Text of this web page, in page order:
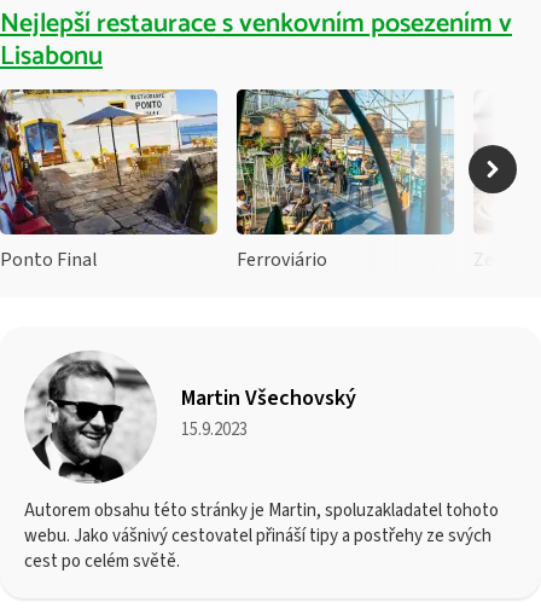
Nejlepší restaurace s venkovním posezením v
Lisabonu
Ponto Final Ferroviário
Martin Všechovský
15.9.2023
Autorem obsahu této stránky je Martin, spoluzakladatel tohoto
webu. Jako vášnivý cestovatel přináší tipy a postřehy ze svých
cest po celém světě.